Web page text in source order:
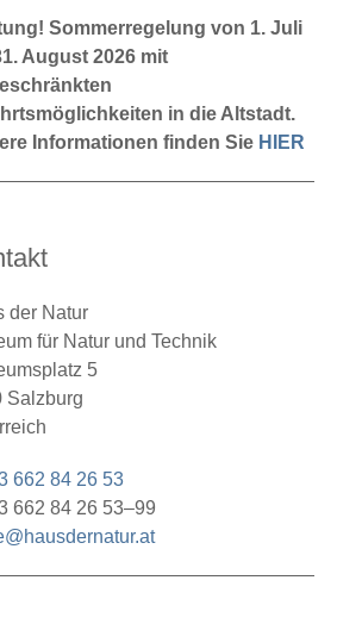
Sommerregelung von 1. Juli
August 2026 mit
in die Altstadt.
Informationen finden Sie HIER
der Natur
für Natur und Technik
5
Salzburg
662 84 26 53
662 84 26 53–99